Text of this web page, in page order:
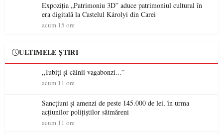
Expoziția „Patrimoniu 3D” aduce patrimoniul cultural în
era digitală la Castelul Károlyi din Carei
acum 15 ore
ULTIMELE ȘTIRI
,,Iubiți și câinii vagabonzi...”
acum 11 ore
Sancțiuni și amenzi de peste 145.000 de lei, în urma
acțiunilor polițiștilor sătmăreni
acum 11 ore